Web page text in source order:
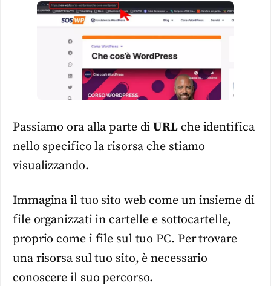
Passiamo ora alla parte diURL che identifica
nello specifico la risorsa che stiamo
visualizzando.
Immagina il tuo sito web come un insieme di
file organizzati in cartelle e sottocartelle,
proprio come i file sul tuo PC. Per trovare
una risorsa sul tuo sito, è necessario
conoscere il suo percorso.